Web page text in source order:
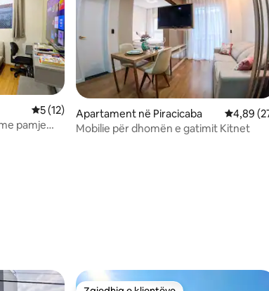
Vlerësimi mesatar 5 nga 5, 12 vlerësime
5 (12)
pamje
Apartament në Piracicaba
4,89
Mobilie për dhomën e gatimit Kitnet